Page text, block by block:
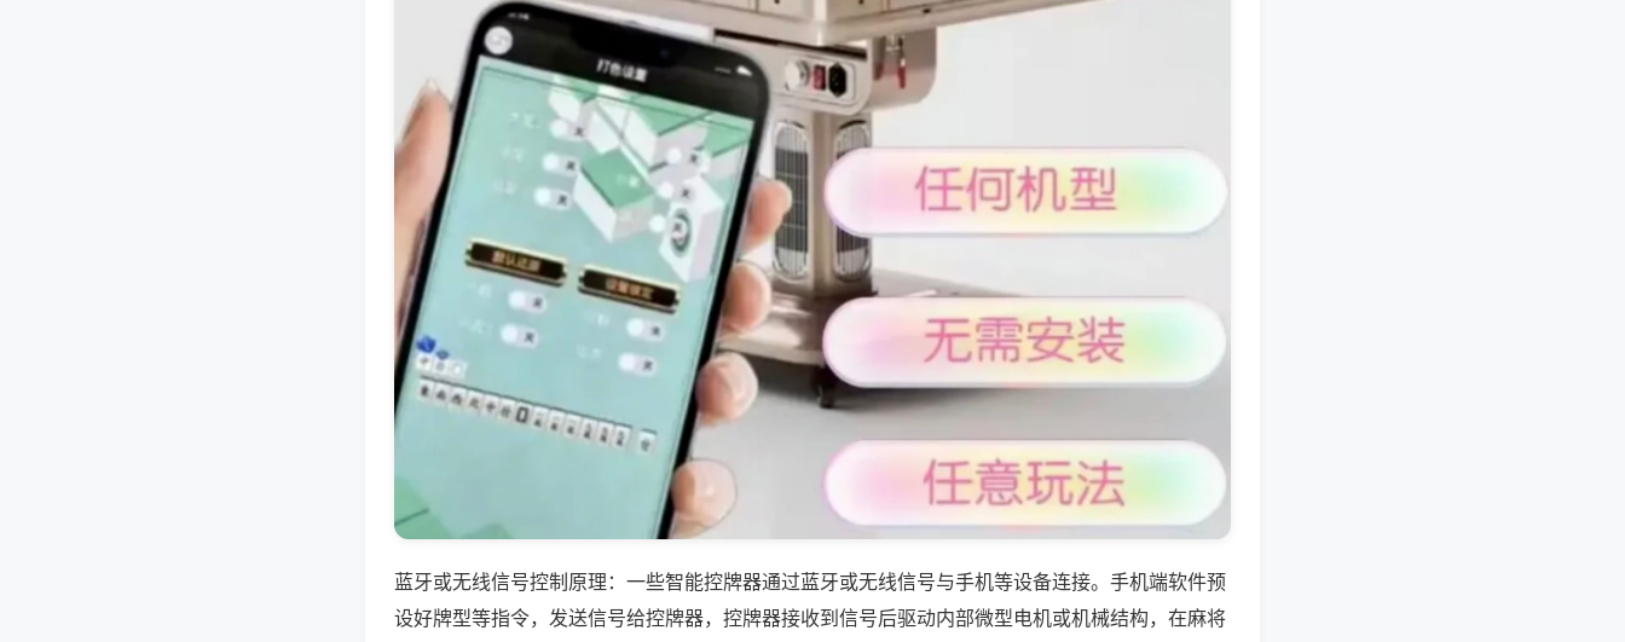
蓝牙或无线信号控制原理：一些智能控牌器通过蓝牙或无线信号与手机等设备连接。手机端软件预
设好牌型等指令，发送信号给控牌器，控牌器接收到信号后驱动内部微型电机或机械结构，在麻将